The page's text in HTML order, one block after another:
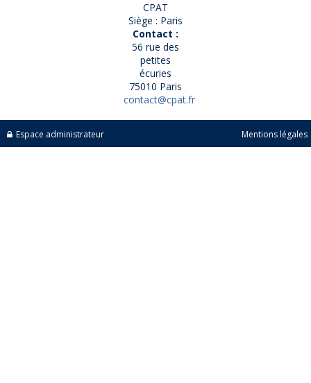
CPAT
Siège : Paris
Contact :
56 rue des
petites
écuries
75010 Paris
contact@cpat.fr
Espace administrateur Mentions légales